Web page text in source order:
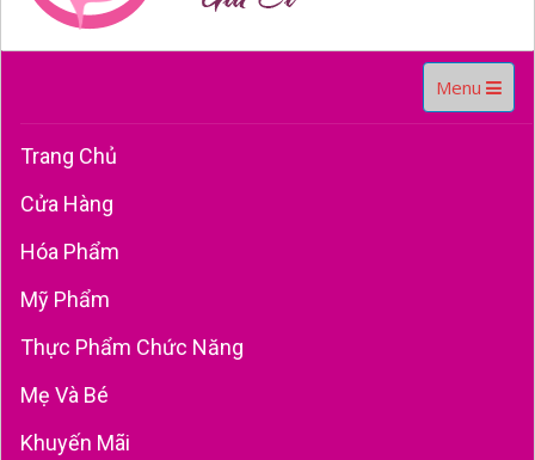
Toggle
navigation
Menu
Trang Chủ
Cửa Hàng
Hóa Phẩm
Mỹ Phẩm
Thực Phẩm Chức Năng
Mẹ Và Bé
Khuyến Mãi